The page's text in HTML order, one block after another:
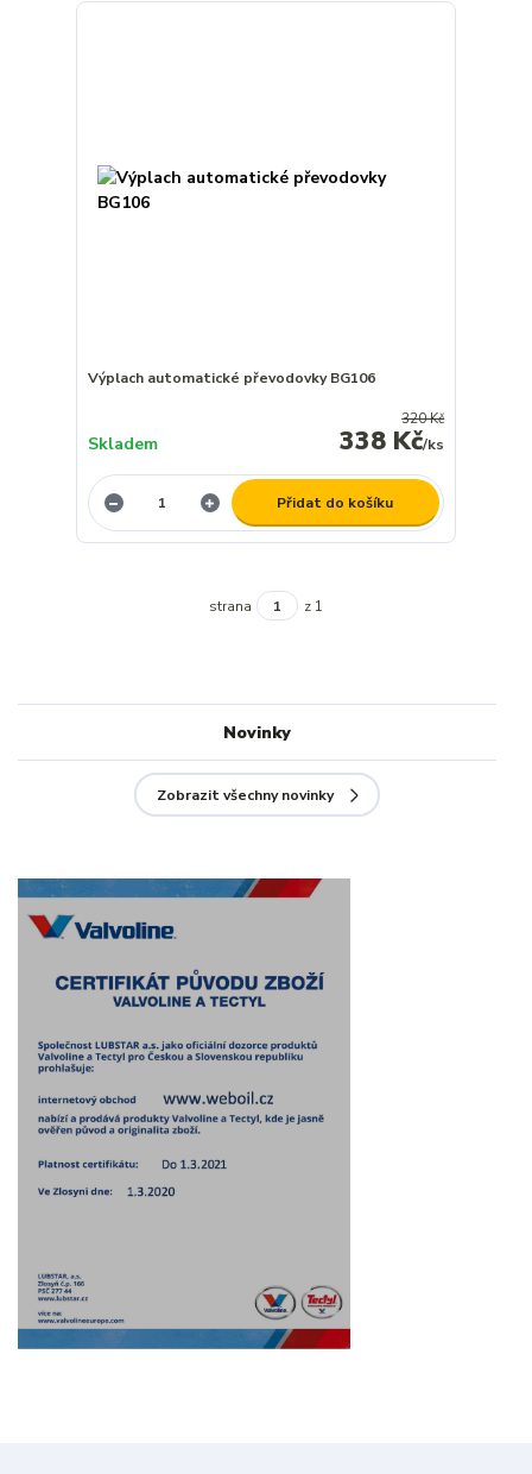
Výplach automatické převodovky BG106
320 Kč
338 Kč/ks
Skladem
Přidat do košíku
strana z 1
Novinky
Zobrazit všechny novinky